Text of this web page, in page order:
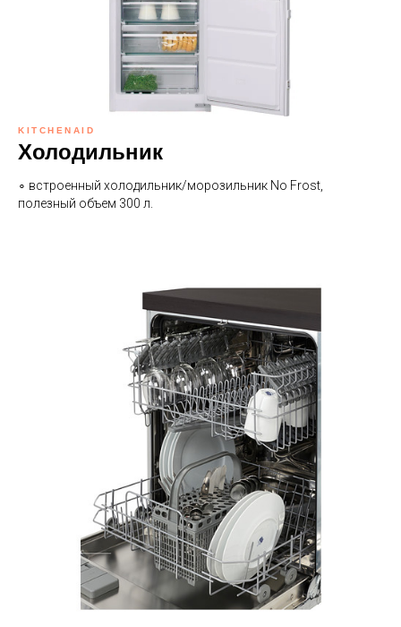
KITCHENAID
Холодильник
∘ встроенный холодильник/морозильник No Frost,
полезный объем 300 л.